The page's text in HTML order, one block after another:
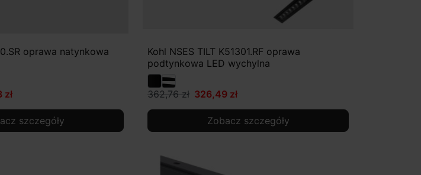
oprawa natynkowa
zł
szczegóły
Kohl NSES TILT K51301.RF oprawa
podtynkowa LED wychylna
362,76 zł 326,49 zł
Zobacz szczegóły